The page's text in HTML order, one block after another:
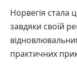
Норвегія стала
завдяки своїй
практичних